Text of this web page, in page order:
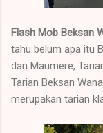
Flash Mob Beksan
tahu belum apa itu
dan Maumere,
Tarian Beksan
merupakan tarian